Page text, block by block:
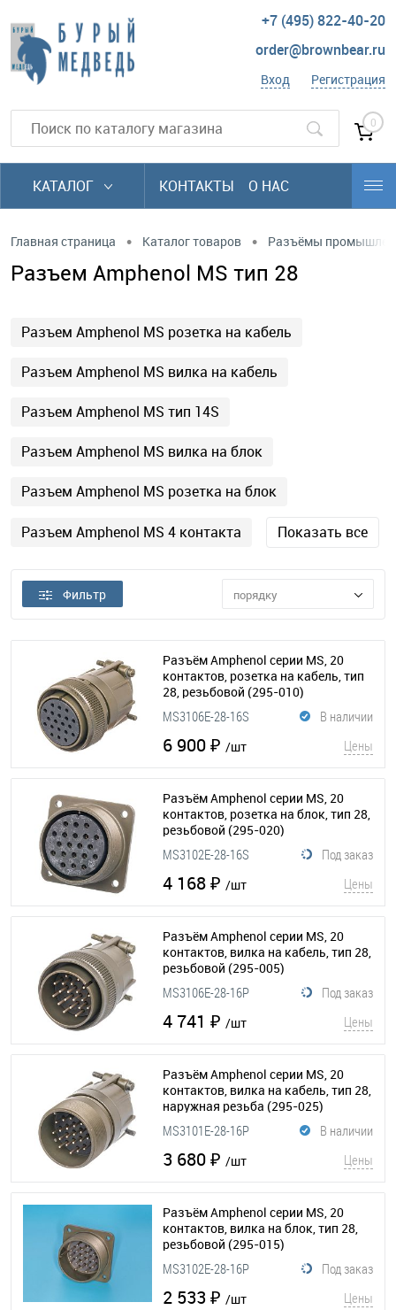
+7 (495) 822-40-20
order@brownbear.ru
Вход Регистрация
0
КАТАЛОГ КОНТАКТЫ О НАС
Главная страница • Каталог товаров • Разъёмы
Разъем Amphenol MS тип 28
Разъем Amphenol MS розетка на кабель
Разъем Amphenol MS вилка на кабель
Разъем Amphenol MS тип 14S
Разъем Amphenol MS вилка на блок
Разъем Amphenol MS розетка на блок
Разъем Amphenol MS 4 контакта Показать все
Фильтр порядку
Разъём Amphenol серии MS, 20
контактов, розетка на кабель, тип
28, резьбовой (295-010)
В наличии
MS3106E-28-16S
6 900 ₽ /шт Цены
Разъём Amphenol серии MS, 20
контактов, розетка на блок, тип 28,
резьбовой (295-020)
Под заказ
MS3102E-28-16S
4 168 ₽ /шт Цены
Разъём Amphenol серии MS, 20
контактов, вилка на кабель, тип 28,
резьбовой (295-005)
Под заказ
MS3106E-28-16P
4 741 ₽ /шт Цены
Разъём Amphenol серии MS, 20
контактов, вилка на кабель, тип 28,
наружная резьба (295-025)
В наличии
MS3101E-28-16P
3 680 ₽ /шт Цены
Разъём Amphenol серии MS, 20
контактов, вилка на блок, тип 28,
резьбовой (295-015)
Под заказ
MS3102E-28-16P
2 533 ₽ /шт Цены